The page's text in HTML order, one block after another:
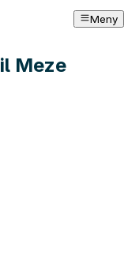
Meny
Meze